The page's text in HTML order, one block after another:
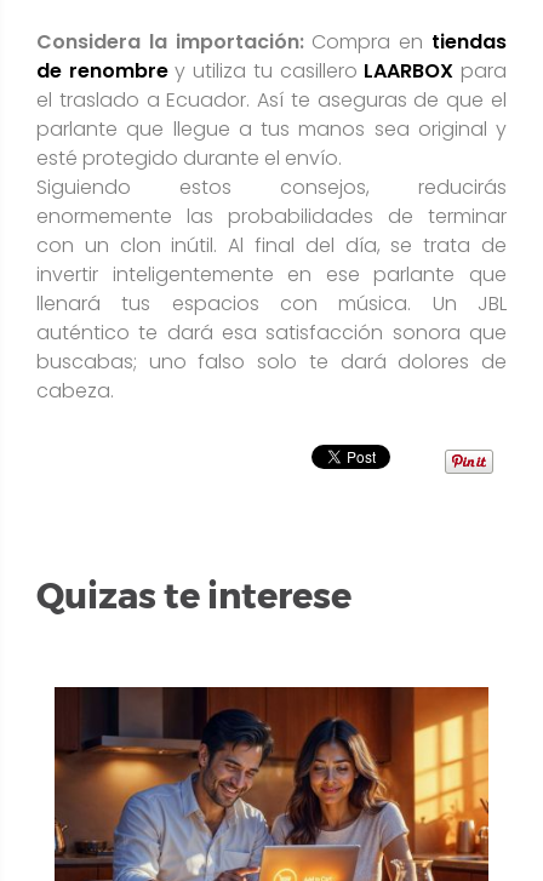
Considera la importación:Compra en tiendas
de renombrey utiliza tu casillero LAARBOX para
el traslado a Ecuador. Así te aseguras de que el
parlante que llegue a tus manos sea original y
esté protegido durante el envío.
Siguiendo estos consejos, reducirás
enormemente las probabilidades de terminar
con un clon inútil. Al final del día, se trata de
invertir inteligentemente en ese parlante que
llenará tus espacios con música. Un JBL
auténtico te dará esa satisfacción sonora que
buscabas; uno falso solo te dará dolores de
cabeza.​
Quizas te interese